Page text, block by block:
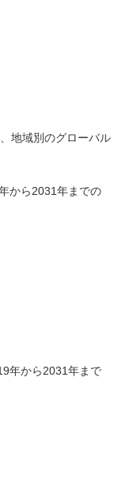
地域別のグローバル
から2031年までの
年から2031年まで